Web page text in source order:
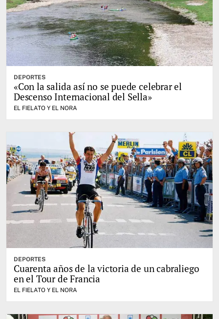
DEPORTES
«Con la salida así no se puede celebrar el
Descenso Internacional del Sella»
EL FIELATO Y EL NORA
DEPORTES
Cuarenta años de la victoria de un cabraliego
en el Tour de Francia
EL FIELATO Y EL NORA